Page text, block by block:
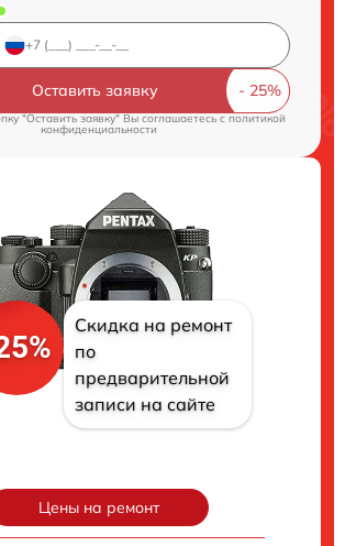
Оставить заявку
"Оставить заявку" Вы соглашаетесь cполитикой
конфиденциальности
Скидка на ремонт
по
предварительной
записи на сайте
Цены на ремонт